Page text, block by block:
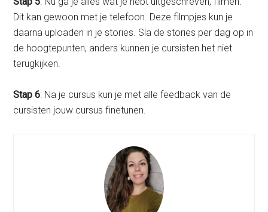
Dit kan gewoon met je telefoon. Deze filmpjes kun je
daarna uploaden in je stories. Sla de stories per dag op in
de hoogtepunten, anders kunnen je cursisten het niet
terugkijken.
Stap 6: Na je cursus kun je met alle feedback van de
cursisten jouw cursus finetunen.